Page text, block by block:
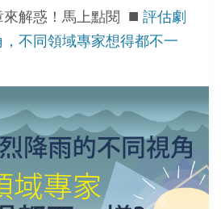
解惑！馬上點閱 ■ 評估劇
不同領域專家想得都不一